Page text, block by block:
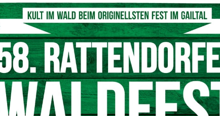
die Gesundheitsversorgung
über dem vorindustriellen Niveau der fünftwärmste
kam es in Europa zu außergewöhnlichen
führten zu Rekordniederschlägen und
inFrankreich, Spanien und Portugal,aber auch in
die drittniedrigste Ausdehnung für einen Februar. Vor
Gesundheits- und Sozialsektor
zunehmend die